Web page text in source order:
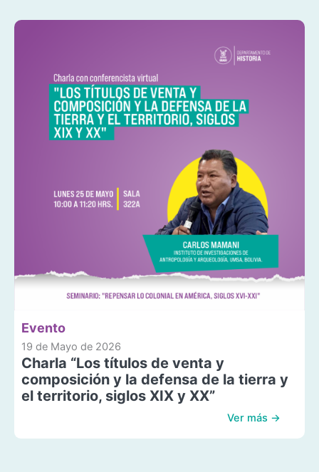
Evento
19 de Mayo de 2026
Charla “Los títulos de venta y
composición y la defensa de la tierra y
el territorio, siglos XIX y XX”
Ver más →